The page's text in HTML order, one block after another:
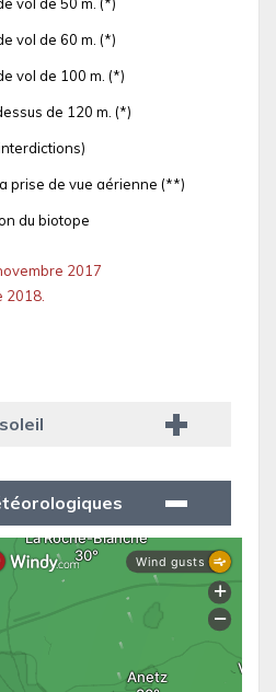
vol de 50 m. (*)
vol de 60 m. (*)
vol de 100 m. (*)
de 120 m. (*)
prise de vue aérienne (**)
du biotope
2017
2018.